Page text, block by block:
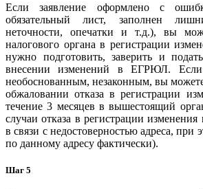
Если заявление оформлено с
обязательный лист, заполнен
неточности, опечатки и т.д.), вы
налогового органа в регистрации
нужно подготовить, заверить и
внесении изменений в ЕГРЮЛ. Если
необоснованным, незаконным, вы
обжаловании отказа в регистрации
течение 3 месяцев в вышестоящий
случаи отказа в регистрации изменения
в связи с недостоверностью адреса, при
по данному адресу фактически).
Шаг 5